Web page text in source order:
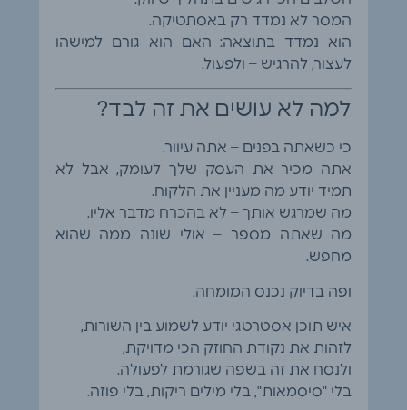
המסר לא נמדד רק באסתטיקה.
הוא נמדד בתוצאה: האם הוא גורם למישהו
לעצור, להרגיש – ולפעול.
למה לא עושים את זה לבד?
כי כשאתה בפנים – אתה עיוור.
אתה מכיר את העסק שלך לעומק, אבל לא
תמיד יודע מה מעניין את הלקוח.
מה שמרגש אותך – לא בהכרח מדבר אליו.
מה שאתה מספר – אולי שונה ממה שהוא
מחפש.
ופה בדיוק נכנס המומחה.
איש תוכן אסטרטגי יודע לשמוע בין השורות,
לזהות את נקודת החוזק הכי מדויקת,
ולנסח את זה בשפה שגורמת לפעולה.
בלי "סיסמאות", בלי מילים ריקות, בלי פוזה.